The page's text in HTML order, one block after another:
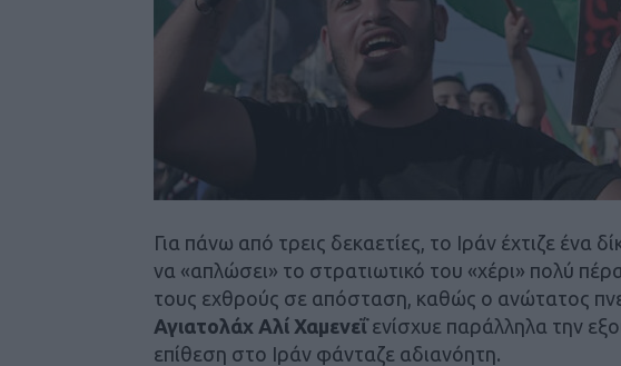
Για πάνω από τρεις δεκαετίες, το Ιράν έχτιζε ένα
να «απλώσει» το στρατιωτικό του «χέρι» πολύ
τους εχθρούς σε απόσταση, καθώς ο ανώτατος
Αγιατολάχ Αλί Χαμενεΐενίσχυε παράλληλα την
επίθεση στο Ιράν φάνταζε αδιανόητη.